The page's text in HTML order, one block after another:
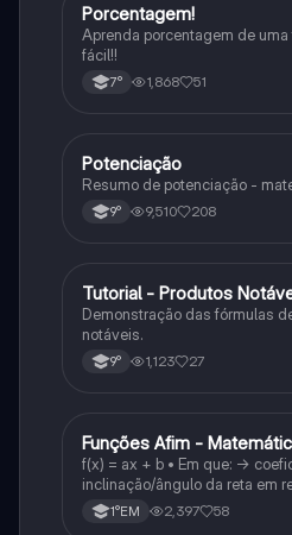
Matematica
Porcentagem!
Aprenda porcentagem de
fácil!!
7° 1,868 51
Matematica
Potenciação
Resumo de potenciação -
9° 9,510 208
Matematica
Tutorial - Produtos
Demonstração das fórmulas
notáveis.
9° 1,123 27
Matematica
Funções Afim -
f(x) = ax + b • Em que: ->
inclinação/ângulo da reta em
variável: a b → coeficiente
eixo y).
1°EM 2,397 58